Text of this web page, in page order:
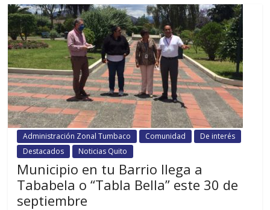
Administración Zonal Tumbaco Comunidad
De interés
Destacados
Noticias Quito
Municipio en tu Barrio llega a
Tababela o “Tabla Bella” este 30 de
septiembre